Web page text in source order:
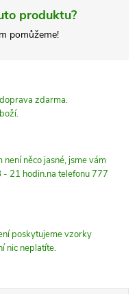
produktu?
pomůžeme!
zdarma.
něco jasné, jsme vám
21 hodin.na telefonu 777
poskytujeme vzorky
nic neplatíte.